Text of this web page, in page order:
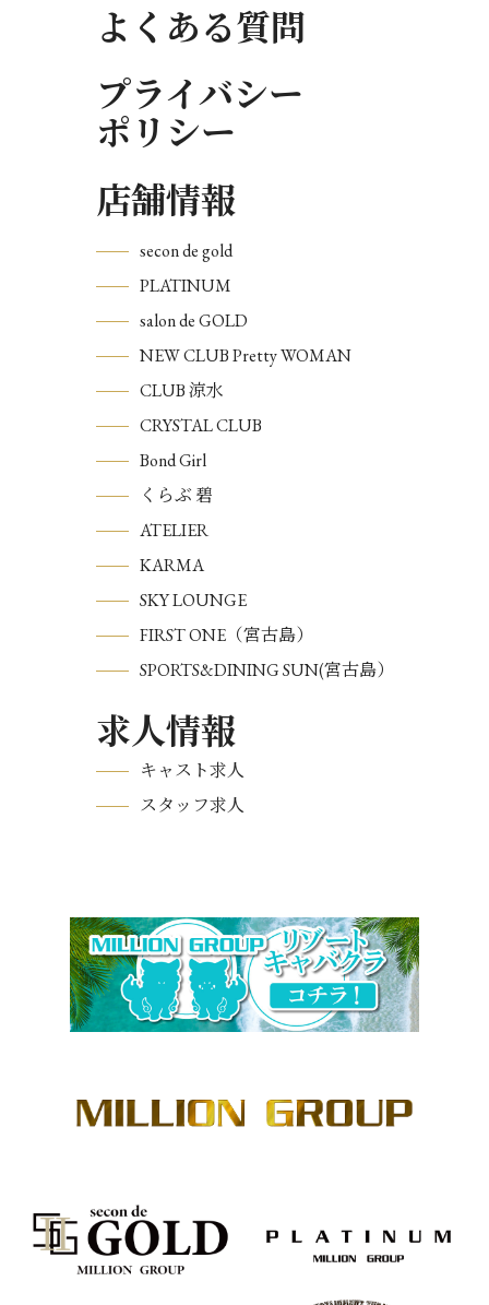
よくある質問
プライバシー
ポリシー
店舗情報
secon de gold
PLATINUM
salon de GOLD
NEW CLUB Pretty WOMAN
CLUB 涼水
CRYSTAL CLUB
Bond Girl
くらぶ 碧
ATELIER
KARMA
SKY LOUNGE
FIRST ONE（宮古島）
SPORTS&DINING SUN(宮古島）
求人情報
キャスト求人
スタッフ求人